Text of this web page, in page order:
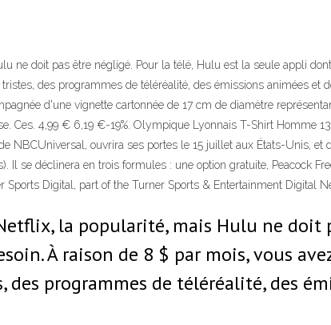
ne doit pas être négligé. Pour la télé, Hulu est la seule appli
des programmes de téléréalité, des émissions animées et
d'une vignette cartonnée de 17 cm de diamètre
Ces. 4,99 € 6,19 €-19%. Olympique Lyonnais T-Shirt Homme
NBCUniversal, ouvrira ses portes le 15 juillet aux États-Unis,
se déclinera en trois formules : une option gratuite, Peacock
Digital, part of the Turner Sports & Entertainment Digital
la popularité, mais Hulu ne doit
À raison de 8 $ par mois, vous
programmes de téléréalité, des